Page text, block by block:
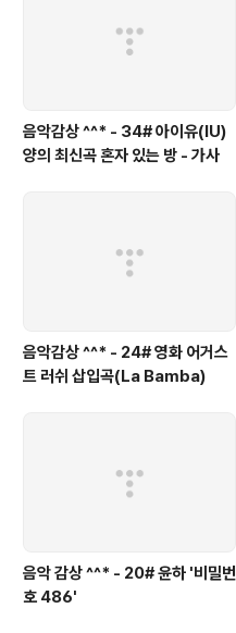
음악감상 ^^* - 34# 아이유(IU)
양의 최신곡 혼자 있는 방 - 가사
음악감상 ^^* - 24# 영화 어거스
트 러쉬 삽입곡(La Bamba)
음악 감상 ^^* - 20# 윤하 '비밀번
호 486'